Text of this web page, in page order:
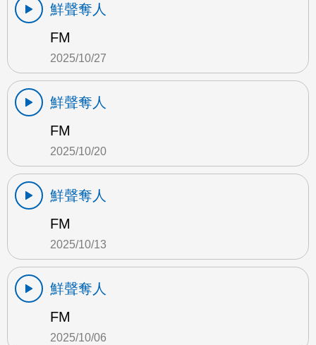
鮮聲奪人
FM
2025/10/27
鮮聲奪人
FM
2025/10/20
鮮聲奪人
FM
2025/10/13
鮮聲奪人
FM
2025/10/06